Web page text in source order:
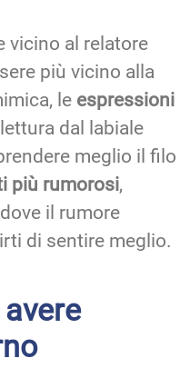
vicino al relatore
più vicino alla
le espressioni
dal labiale
meglio il filo
più rumorosi,
il rumore
di sentire meglio.